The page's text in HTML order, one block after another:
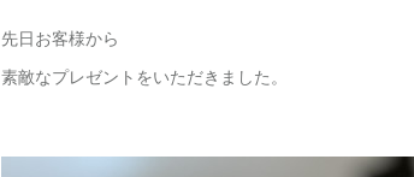
先日お客様から
素敵なプレゼントをいただきました。